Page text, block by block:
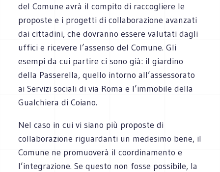
del Comune avrà il compito di raccogliere le
proposte e i progetti di collaborazione avanzati
dai cittadini, che dovranno essere valutati dagli
uffici e ricevere l’assenso del Comune. Gli
esempi da cui partire ci sono già: il giardino
della Passerella, quello intorno all’assessorato
ai Servizi sociali di via Roma e l’immobile della
Gualchiera di Coiano.
Nel caso in cui vi siano più proposte di
collaborazione riguardanti un medesimo bene, il
Comune ne promuoverà il coordinamento e
l’integrazione. Se questo non fosse possibile, la